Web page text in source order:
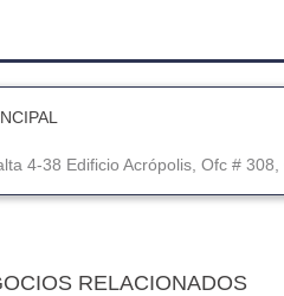
4-38 Edificio Acrópolis, Ofc # 308,
RELACIONADOS